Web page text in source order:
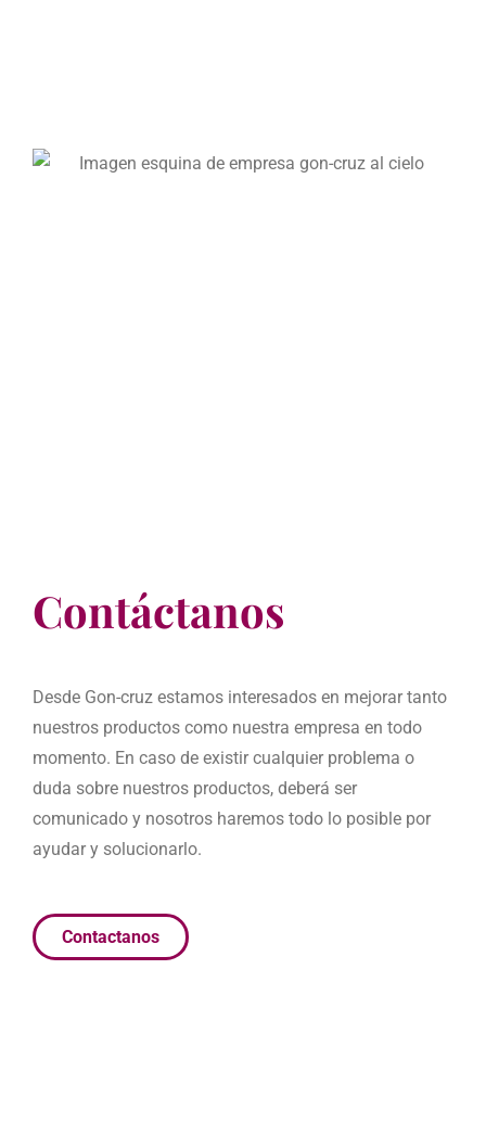
Contáctanos
Desde Gon-cruz estamos interesados en mejorar tanto
nuestros productos como nuestra empresa en todo
momento. En caso de existir cualquier problema o
duda sobre nuestros productos, deberá ser
comunicado y nosotros haremos todo lo posible por
ayudar y solucionarlo.
Contactanos